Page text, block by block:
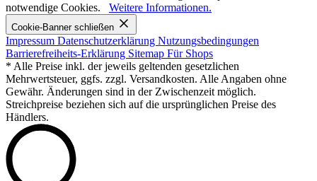
notwendige Cookies.
Weitere Informationen.
Cookie-Banner schließen
Impressum Datenschutzerklärung Nutzungsbedingungen
Barrierefreiheits-Erklärung Sitemap Für Shops
* Alle Preise inkl. der jeweils geltenden gesetzlichen
Mehrwertsteuer, ggfs. zzgl. Versandkosten. Alle Angaben ohne
Gewähr. Änderungen sind in der Zwischenzeit möglich.
Streichpreise beziehen sich auf die ursprünglichen Preise des
Händlers.